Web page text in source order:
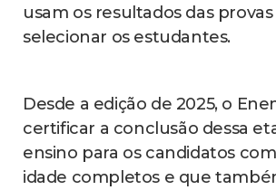
usam os resultados das provas
selecionar os estudantes.
Desde a edição de 2025, o
certificar a conclusão dessa
ensino para os candidatos
idade completos e que